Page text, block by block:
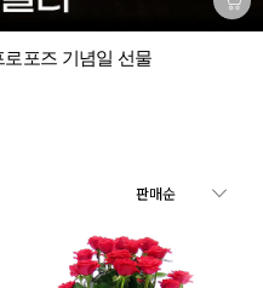
포즈 기념일 선물